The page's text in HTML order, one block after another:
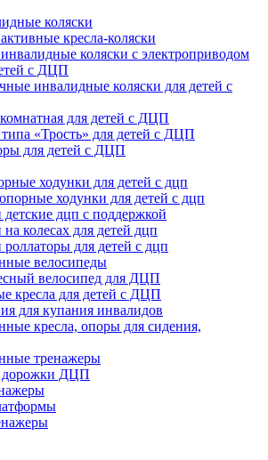
коляски
кресла-коляски
коляски с электроприводом
с ДЦП
инвалидные коляски для детей с
для детей с ДЦП
«Трость» для детей с ДЦП
для детей с ДЦП
ходунки для детей с дцп
ходунки для детей с дцп
дцп с поддержкой
колесах для детей дцп
для детей с дцп
велосипеды
велосипед для ДЦП
кресла для детей с ДЦП
для купания инвалидов
кресла, опоры для сидения,
тренажеры
дорожки ДЦП